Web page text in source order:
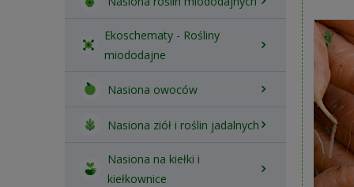
Ekoschematy - Rośliny
miododajne
Nasiona owoców
Nasiona ziół i roślin jadalnych
Nasiona na kiełki i
kiełkownice